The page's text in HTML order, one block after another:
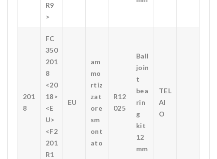
R9
>
201
8
FC
350
201
8
<20
18>
<E
U>
<F2
201
R1
EU
am
mo
rtiz
zat
ore
sm
ont
ato
R12
025
Ball
join
t
bea
rin
g
kit
12
mm
TEL
AI
O